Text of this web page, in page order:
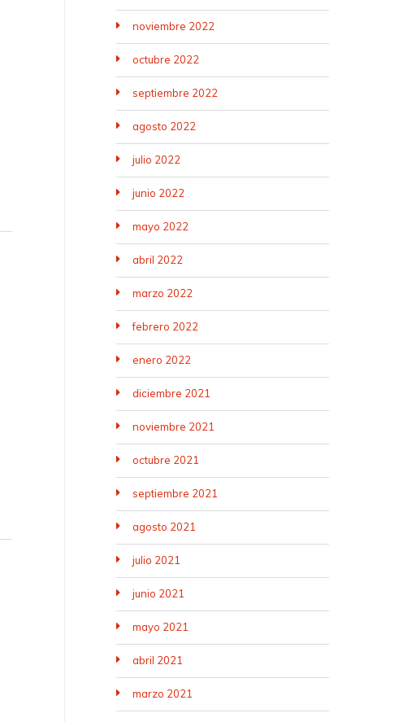
noviembre 2022
octubre 2022
septiembre 2022
agosto 2022
julio 2022
junio 2022
mayo 2022
abril 2022
marzo 2022
febrero 2022
enero 2022
diciembre 2021
noviembre 2021
octubre 2021
septiembre 2021
agosto 2021
julio 2021
junio 2021
mayo 2021
abril 2021
marzo 2021